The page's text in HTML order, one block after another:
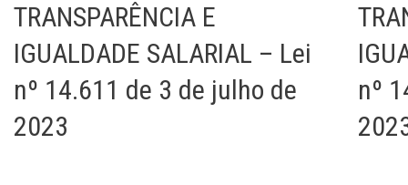
TRANSPARÊNCIA E
IGUALDADE SALARIAL – Lei
nº 14.611 de 3 de julho de
2023
nº